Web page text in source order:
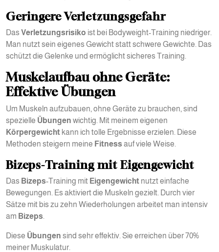
Geringere Verletzungsgefahr
Das Verletzungsrisiko ist bei Bodyweight-Training niedriger.
Man nutzt sein eigenes Gewicht statt schwere Gewichte. Das
schützt die Gelenke und ermöglicht sicheres Training.
Muskelaufbau ohne Geräte:
Effektive Übungen
Um Muskeln aufzubauen, ohne Geräte zu brauchen, sind
spezielle Übungen wichtig. Mit meinem eigenen
Körpergewicht kann ich tolle Ergebnisse erzielen. Diese
Methoden steigern meine Fitness auf viele Weise.
Bizeps-Training mit Eigengewicht
Das Bizeps-Training mit Eigengewicht nutzt einfache
Bewegungen. Es aktiviert die Muskeln gezielt. Durch vier
Sätze mit bis zu zehn Wiederholungen arbeitet man intensiv
am Bizeps.
Diese Übungen sind sehr effektiv. Sie erreichen über 70%
meiner Muskulatur.